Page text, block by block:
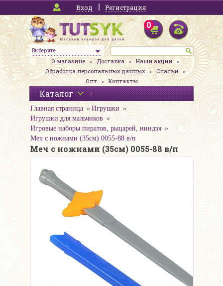
Вход Регистрация
Выберите
0
О магазине Доставка
Наши акции
Обработка персональных данных
Статьи
Опт
Контакты
Каталог
Главная страница
Игрушки
Игрушки для мальчиков
Игровые наборы пиратов, рыцарей, ниндзя
Меч с ножнами (35см) 0055-88 в/п
Меч с ножнами (35см) 0055-88 в/п